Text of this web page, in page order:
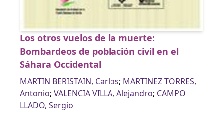
Los otros vuelos de la muerte:
Bombardeos de población civil en el
Sáhara Occidental
MARTIN BERISTAIN, Carlos; MARTINEZ TORRES,
Antonio; VALENCIA VILLA, Alejandro; CAMPO
LLADO, Sergio